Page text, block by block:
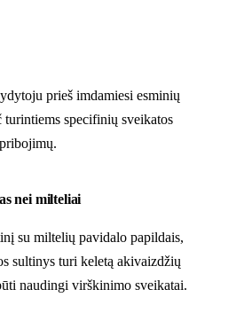
prieš imdamiesi esminių
specifinių sveikatos
nei milteliai
su miltelių pavidalo papildais,
sultinys turi keletą akivaizdžių
naudingi virškinimo sveikatai.